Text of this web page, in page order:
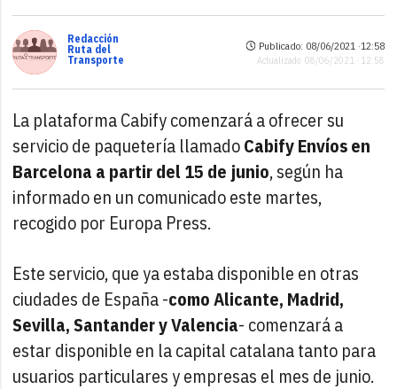
Redacción
Ruta del
Transporte
Publicado: 08/06/2021 ·12:58
Actualizado: 08/06/2021 · 12:58
La plataforma Cabify comenzará a ofrecer su
servicio de paquetería llamadoCabify Envíos en
Barcelona a partir del 15 de junio, según ha
informado en un comunicado este martes,
recogido por Europa Press.
Este servicio, que ya estaba disponible en otras
ciudades de España -como Alicante, Madrid,
Sevilla, Santander y Valencia- comenzará a
estar disponible en la capital catalana tanto para
usuarios particulares y empresas el mes de junio.